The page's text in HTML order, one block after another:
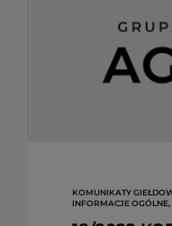
KOMUNIKATY
INFORMACJE